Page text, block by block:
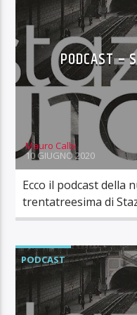
PODCAST –
Mauro Calbi
10 GIUGNO 2020
Ecco il podcast della
trentatreesima di
PODCAST